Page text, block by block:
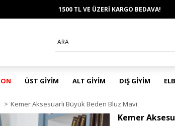
1500 TL VE ÜZERİ KARGO BEDAVA!
ÜST GİYİM ALT GİYİM DIŞ GİYİM
> Kemer Aksesuarlı Büyük Beden Bluz Mavi
Kemer